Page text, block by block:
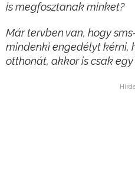
is megfosztanak minket?
Már tervben van, hogy
mindenki engedélyt kérni,
otthonát, akkor is csak egy